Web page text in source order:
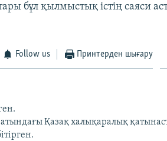
бұл қылмыстық істің саяси
Follow us Принтерден шығару
Қазақ халықаралық